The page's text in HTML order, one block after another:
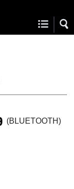
(BLUETOOTH)